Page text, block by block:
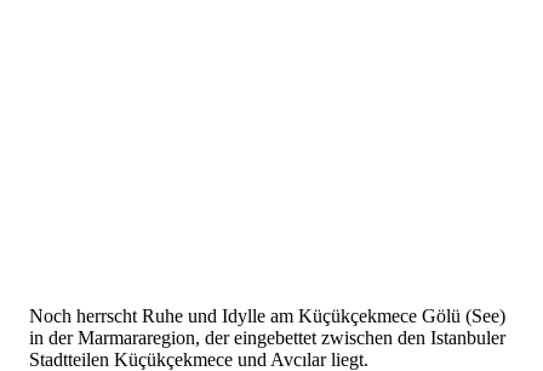
Noch herrscht Ruhe und Idylle am Küçükçekmece Gölü (See)
in der Marmararegion, der eingebettet zwischen den Istanbuler
Stadtteilen Küçükçekmece und Avcılar liegt.